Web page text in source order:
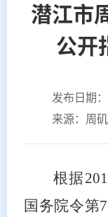
潜江市
公开
发布日期
来源：周
根据
国务院令第